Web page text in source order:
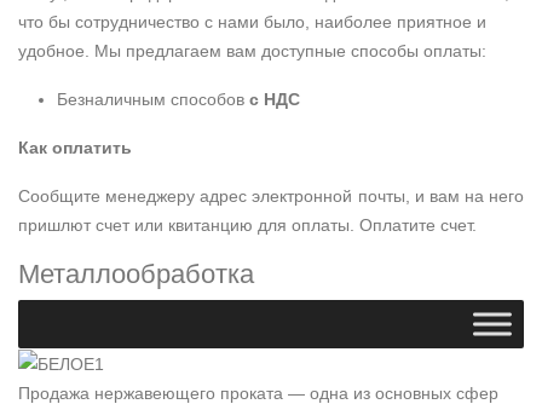
что бы сотрудничество с нами было, наиболее приятное и
удобное. Мы предлагаем вам доступные способы оплаты:
Безналичным способов с НДС
Как оплатить
Сообщите менеджеру адрес электронной почты, и вам на него
пришлют счет или квитанцию для оплаты. Оплатите счет.
Металлообработка
Продажа нержавеющего проката — одна из основных сфер